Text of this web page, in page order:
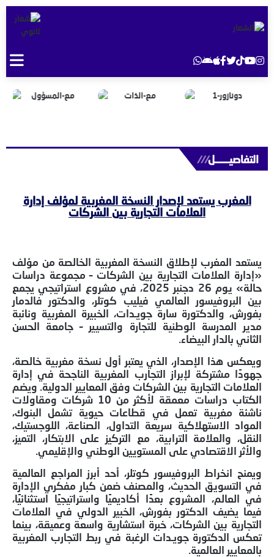
التفاصيــــــل///
المغرب يستعد لإصدار النسخة المغربية لمؤلف إدارة
العلامات التجارية بين الشركات
يستعد المغرب لإطلاق النسخة المغربية الخالصة من مؤلف
«إدارة العلامات التجارية بين الشركات – مجموعة دراسات
حالة» يوم 26 دجنبر 2025، في مشروع استراتيجي يجمع
بين البروفيسور العالمي فيليب كوتلر، والدكتور فالدمار
بفورش، والدكتورة سارة جويـدات، الخبيرة المغربية ونائبة
مدير المدرسة الوطنية للتجارة والتسيير – جامعة الحسن
الثاني بالدار البيضاء.
ويعكس هذا الإصدار، الذي يعتبر أول نسخة مغربية خالصة،
جهودًا مشتركة لإبراز التجارب المغربية الناجحة في إدارة
العلامات التجارية بين الشركات وفق المعايير الدولية. ويضم
الكتاب دراسات معمقة لأكثر من 10 شركات ومقاولات
ناشئة مغربية تعمل في قطاعات حيوية تشمل البنوك،
المواد الاستهلاكية سريعة التداول، الصناعة، اللوجستيك،
النقل، والعلامة الترابية، مع التركيز على الابتكار، التميز،
والأثر الاقتصادي على المستويين الوطني والإقليمي.
ويمنح انخراط البروفيسور كوتلر، أحد أبرز المراجع العالمية
في التسويق الحديث، والمصنف ضمن كبار مفكري الإدارة
في العالم، المشروع بعدًا أكاديميًا واستراتيجيًا استثنائيًا،
فيما يضيف الدكتور بفورش، الخبير الدولي في العلامات
التجارية بين الشركات، خبرة استشارية واسعة وعميقة، بينما
تعكس الدكتورة جويـدات الرغبة في ربط التجارب المغربية
بالمعايير العالمية.